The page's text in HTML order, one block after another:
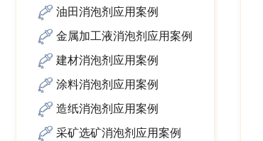
油田消泡剂应用案例
金属加工液消泡剂应用案例
建材消泡剂应用案例
涂料消泡剂应用案例
造纸消泡剂应用案例
采矿选矿消泡剂应用案例